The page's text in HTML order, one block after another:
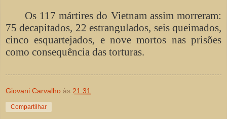
Os 117 mártires do Vietnam assim morreram:
75 decapitados, 22 estrangulados, seis queimados,
cinco esquartejados, e nove mortos nas prisões
como consequência das torturas.
Giovani Carvalho às 21:31
Compartilhar